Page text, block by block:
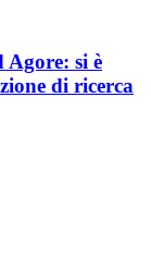
Agore: si è
di ricerca